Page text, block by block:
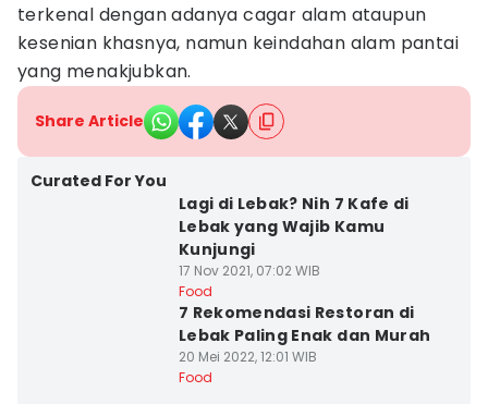
terkenal dengan adanya cagar alam ataupun
kesenian khasnya, namun keindahan alam pantai
yang menakjubkan.
Share Article
Curated For You
Lagi di Lebak? Nih 7 Kafe di
Lebak yang Wajib Kamu
Kunjungi
17 Nov 2021, 07:02 WIB
Food
7 Rekomendasi Restoran di
Lebak Paling Enak dan Murah
20 Mei 2022, 12:01 WIB
Food